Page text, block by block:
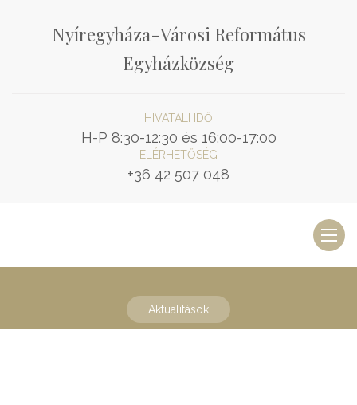
Nyíregyháza-Városi Református
Egyházközség
HIVATALI IDŐ
H-P 8:30-12:30 és 16:00-17:00
ELÉRHETŐSÉG
+36 42 507 048
Aktualitások